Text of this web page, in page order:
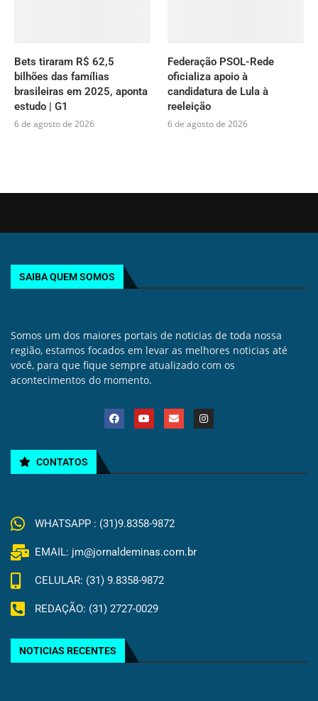
Bets tiraram R$ 62,5
bilhões das famílias
brasileiras em 2025, aponta
estudo | G1
6 de agosto de 2026
Federação PSOL-Rede
oficializa apoio à
candidatura de Lula à
reeleição
6 de agosto de 2026
SAIBA QUEM SOMOS
Somos um dos maiores portais de noticias de toda nossa
região, estamos focados em levar as melhores noticias até
você, para que fique sempre atualizado com os
acontecimentos do momento.
CONTATOS
WHATSAPP : (31)9.8358-9872
EMAIL: jm@jornaldeminas.com.br
CELULAR: (31) 9.8358-9872
REDAÇÃO: (31) 2727-0029
NOTICIAS RECENTES